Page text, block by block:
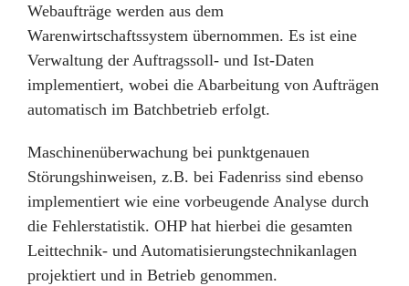
Webaufträge werden aus dem
Warenwirtschaftssystem übernommen. Es ist eine
Verwaltung der Auftragssoll- und Ist-Daten
implementiert, wobei die Abarbeitung von Aufträgen
automatisch im Batchbetrieb erfolgt.
Maschinenüberwachung bei punktgenauen
Störungshinweisen, z.B. bei Fadenriss sind ebenso
implementiert wie eine vorbeugende Analyse durch
die Fehlerstatistik. OHP hat hierbei die gesamten
Leittechnik- und Automatisierungstechnikanlagen
projektiert und in Betrieb genommen.